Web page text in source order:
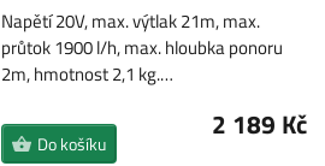
Napětí 20V, max. výtlak 21m, max.
průtok 1900 l/h, max. hloubka ponoru
2m, hmotnost 2,1 kg.…
2 189 Kč
Do košíku